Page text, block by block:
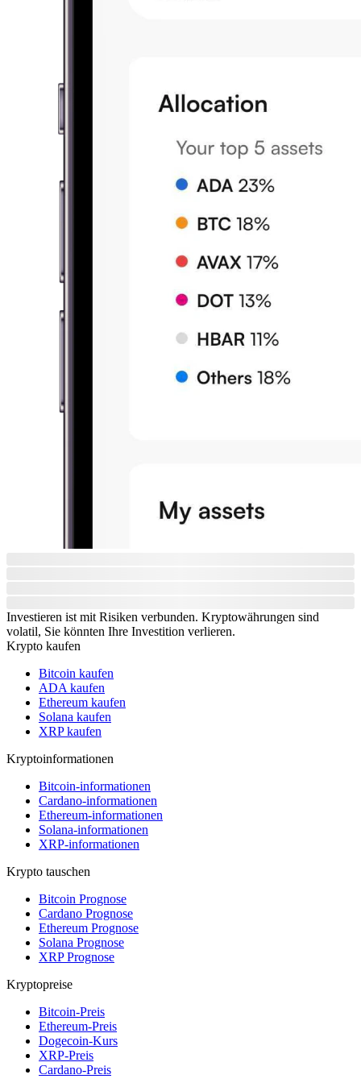
Investieren ist mit Risiken verbunden. Kryptowährungen sind
volatil, Sie könnten Ihre Investition verlieren.
Krypto kaufen
Bitcoin kaufen
ADA kaufen
Ethereum kaufen
Solana kaufen
XRP kaufen
Kryptoinformationen
Bitcoin-informationen
Cardano-informationen
Ethereum-informationen
Solana-informationen
XRP-informationen
Krypto tauschen
Bitcoin Prognose
Cardano Prognose
Ethereum Prognose
Solana Prognose
XRP Prognose
Kryptopreise
Bitcoin-Preis
Ethereum-Preis
Dogecoin-Kurs
XRP-Preis
Cardano-Preis